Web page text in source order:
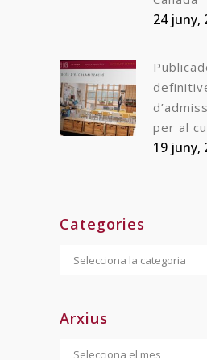
24 juny,
per al
19 juny,
Categories
Categories
Arxius
Arxius